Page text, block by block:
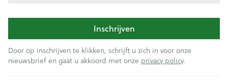
Inschrijven
Door op inschrijven te klikken, schrijft u zich in voor onze
nieuwsbrief en gaat u akkoord met onze privacy policy.